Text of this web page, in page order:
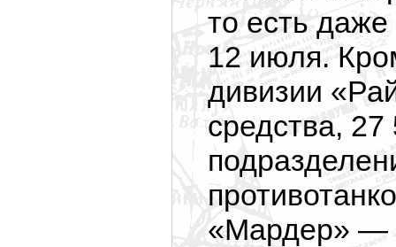
то есть
12 июля.
дивизии
средства,
«Мардер»